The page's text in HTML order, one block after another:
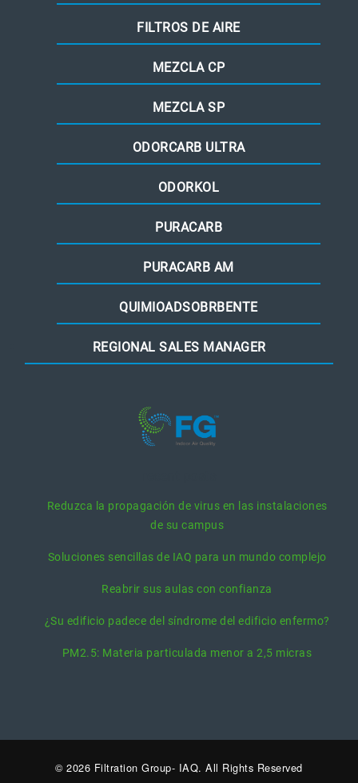
FILTROS DE AIRE
MEZCLA CP
MEZCLA SP
ODORCARB ULTRA
ODORKOL
PURACARB
PURACARB AM
QUIMIOADSOBRBENTE
REGIONAL SALES MANAGER
Reduzca la propagación de virus en las instalaciones
de su campus
Soluciones sencillas de IAQ para un mundo complejo
Reabrir sus aulas con confianza
¿Su edificio padece del síndrome del edificio enfermo?
PM2.5: Materia particulada menor a 2,5 micras
© 2026 Filtration Group- IAQ. All Rights Reserved